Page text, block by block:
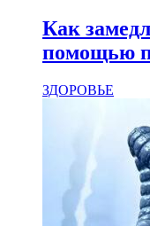
Как
помощью
ЗДОРОВЬЕ